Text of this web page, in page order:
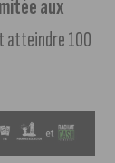
aux
atteindre 100